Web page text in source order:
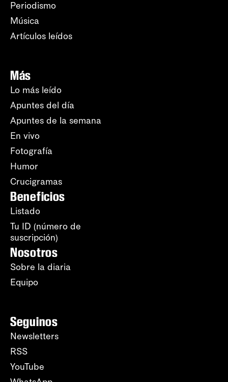
Periodismo
Música
Artículos leídos
Más
Lo más leído
Apuntes del día
Apuntes de la semana
En vivo
Fotografía
Humor
Crucigramas
Beneficios
Listado
Tu ID (número de
suscripción)
Nosotros
Sobre la diaria
Equipo
Seguinos
Newsletters
RSS
YouTube